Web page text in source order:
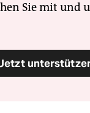
Sie mit und